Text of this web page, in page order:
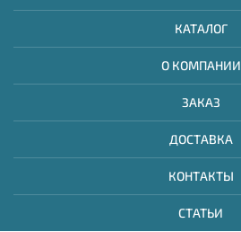
КАТАЛОГ
О КОМПАНИИ
ЗАКАЗ
ДОСТАВКА
КОНТАКТЫ
СТАТЬИ